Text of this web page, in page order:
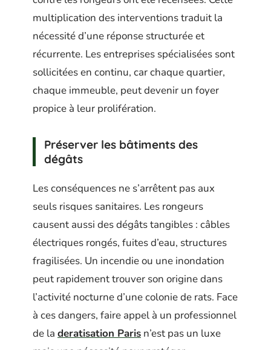
multiplication des interventions traduit la
nécessité d’une réponse structurée et
récurrente. Les entreprises spécialisées sont
sollicitées en continu, car chaque quartier,
chaque immeuble, peut devenir un foyer
propice à leur prolifération.
Préserver les bâtiments des
dégâts
Les conséquences ne s’arrêtent pas aux
seuls risques sanitaires. Les rongeurs
causent aussi des dégâts tangibles : câbles
électriques rongés, fuites d’eau, structures
fragilisées. Un incendie ou une inondation
peut rapidement trouver son origine dans
l’activité nocturne d’une colonie de rats. Face
à ces dangers, faire appel à un professionnel
de la deratisation Paris n’est pas un luxe